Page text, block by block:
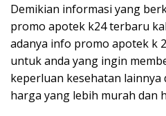
Demikian informasi yang
promo apotek k24 terbaru
adanya info promo apotek k
untuk anda yang ingin
keperluan kesehatan lainnya
harga yang lebih murah dan